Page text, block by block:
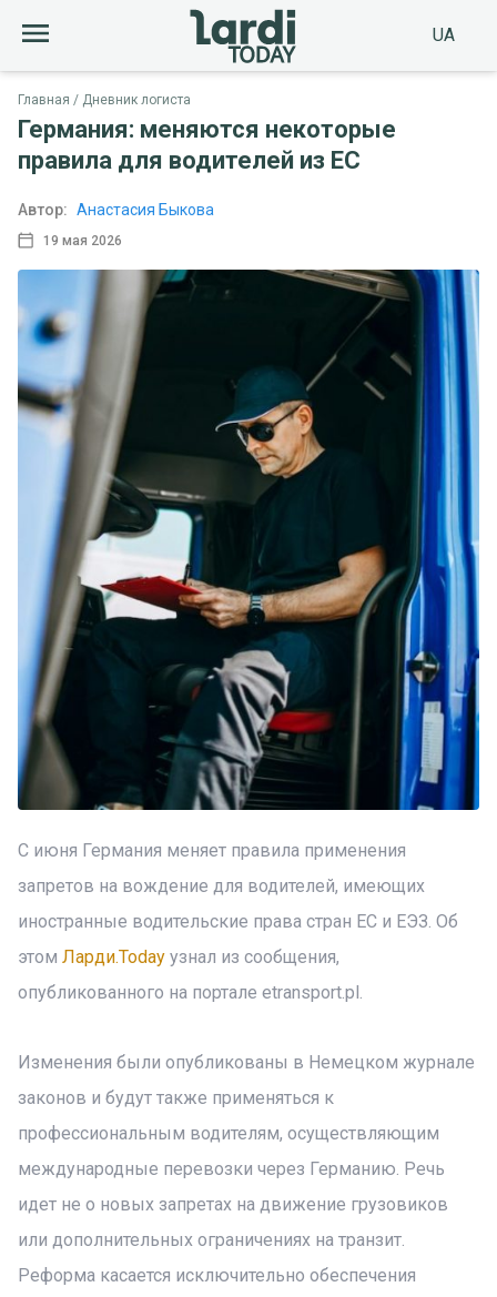
UA
Главная Дневник логиста
Германия: меняются некоторые
правила для водителей из ЕС
19 мая 2026
Автор: Анастасия Быкова
С июня Германия меняет правила применения
запретов на вождение для водителей, имеющих
иностранные водительские права стран ЕС и ЕЭЗ. Об
этом Ларди.Today узнал из сообщения,
опубликованного на портале etransport.pl.
Изменения были опубликованы в Немецком журнале
законов и будут также применяться к
профессиональным водителям, осуществляющим
международные перевозки через Германию. Речь
идет не о новых запретах на движение грузовиков
или дополнительных ограничениях на транзит.
Реформа касается исключительно обеспечения